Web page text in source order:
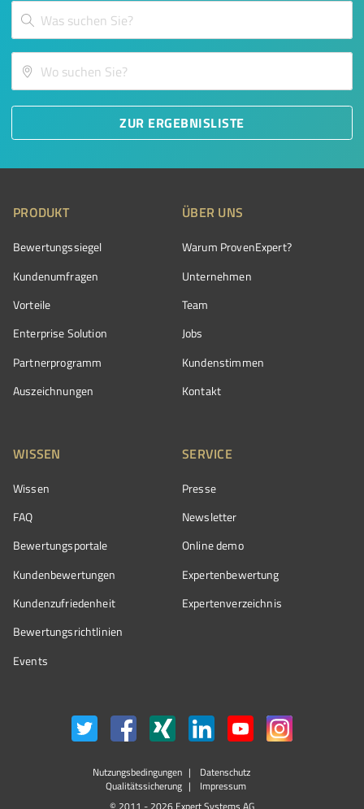
ZUR ERGEBNISLISTE
PRODUKT
Bewertungssiegel
Kundenumfragen
Vorteile
Enterprise Solution
Partnerprogramm
Auszeichnungen
ÜBER UNS
Warum ProvenExpert?
Unternehmen
Team
Jobs
Kundenstimmen
Kontakt
WISSEN
Wissen
FAQ
Bewertungsportale
Kundenbewertungen
Kundenzufriedenheit
Bewertungs­richtlinien
Events
SERVICE
Presse
Newsletter
Online demo
Expertenbewertung
Expertenverzeichnis
Nutzungsbedingungen
Datenschutz
Qualitätssicherung
Impressum